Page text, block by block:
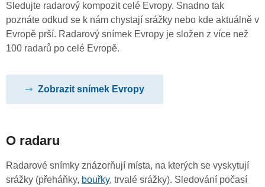
Sledujte radarový kompozit celé Evropy. Snadno tak
poznáte odkud se k nám chystají srážky nebo kde aktuálně v
Evropě prší. Radarový snímek Evropy je složen z více než
100 radarů po celé Evropě.
Zobrazit snímek Evropy
O radaru
Radarové snímky znázorňují místa, na kterých se vyskytují
srážky (přeháňky, bouřky, trvalé srážky). Sledování počasí